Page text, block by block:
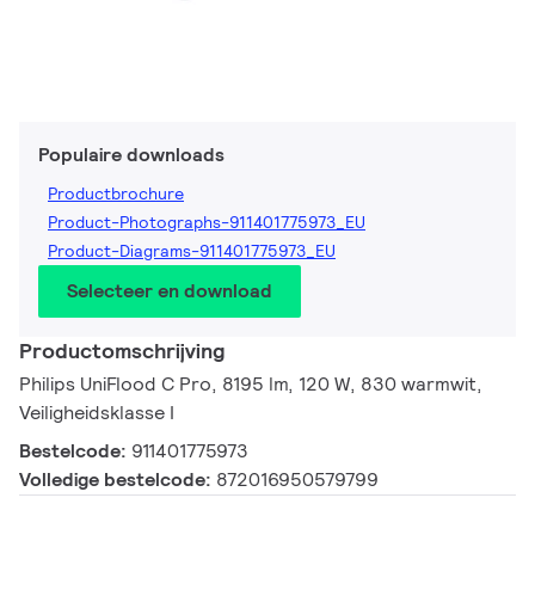
Populaire downloads
Productbrochure
Product-Photographs-911401775973_EU
Product-Diagrams-911401775973_EU
Selecteer en download
Productomschrijving
Philips UniFlood C Pro, 8195 lm, 120 W, 830 warmwit,
Veiligheidsklasse I
Bestelcode: 911401775973
Volledige bestelcode: 872016950579799